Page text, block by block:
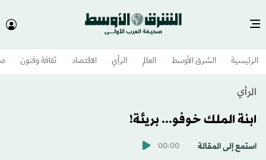
الرئيسية الشرق الأوسط​ العالم الرأي الاقتصاد ثقافة وفنون
الرأي
ابنة الملك خوفو... بريئة!
استمع إلى المقالة 00:00